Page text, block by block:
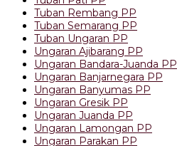
Tuban Rembang PP
Tuban Semarang PP
Tuban Ungaran PP
Ungaran Ajibarang PP
Ungaran Bandara-Juanda PP
Ungaran Banjarnegara PP
Ungaran Banyumas PP
Ungaran Gresik PP
Ungaran Juanda PP
Ungaran Lamongan PP
Ungaran Parakan PP